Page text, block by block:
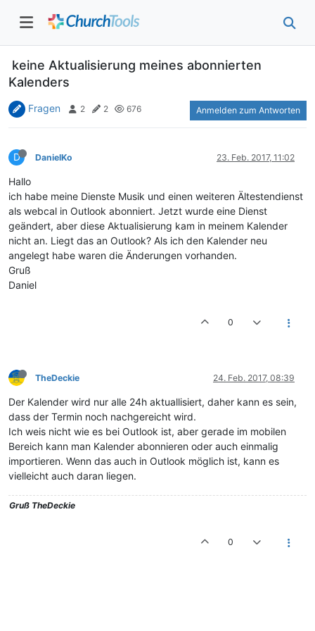
keine Aktualisierung meines abonnierten
Kalenders
Fragen 2 2 676 Anmelden zum Antworten
D DanielKo 23. Feb. 2017, 11:02
Hallo
ich habe meine Dienste Musik und einen weiteren Ältestendienst
als webcal in Outlook abonniert. Jetzt wurde eine Dienst
geändert, aber diese Aktualisierung kam in meinem Kalender
nicht an. Liegt das an Outlook? Als ich den Kalender neu
angelegt habe waren die Änderungen vorhanden.
Gruß
Daniel
0
TheDeckie 24. Feb. 2017, 08:39
Der Kalender wird nur alle 24h aktuallisiert, daher kann es sein,
dass der Termin noch nachgereicht wird.
Ich weis nicht wie es bei Outlook ist, aber gerade im mobilen
Bereich kann man Kalender abonnieren oder auch einmalig
importieren. Wenn das auch in Outlook möglich ist, kann es
vielleicht auch daran liegen.
Gruß TheDeckie
0